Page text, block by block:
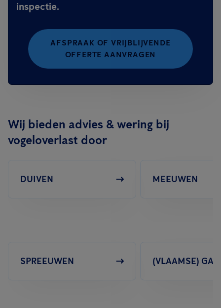
inspectie.
AFSPRAAK OF VRIJBLIJVENDE
OFFERTE AANVRAGEN
Wij bieden advies & wering bij
vogeloverlast door
DUIVEN MEEUWEN
SPREEUWEN (VLAAMSE)